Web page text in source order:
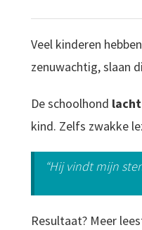
Veel kinderen
zenuwachtig, slaan
De schoolhond
kind. Zelfs zwakke
“Hij vindt mijn
Resultaat? Meer